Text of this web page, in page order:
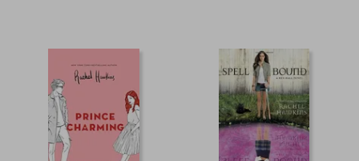
5%
dcto. 27,19 €
5%
dcto.